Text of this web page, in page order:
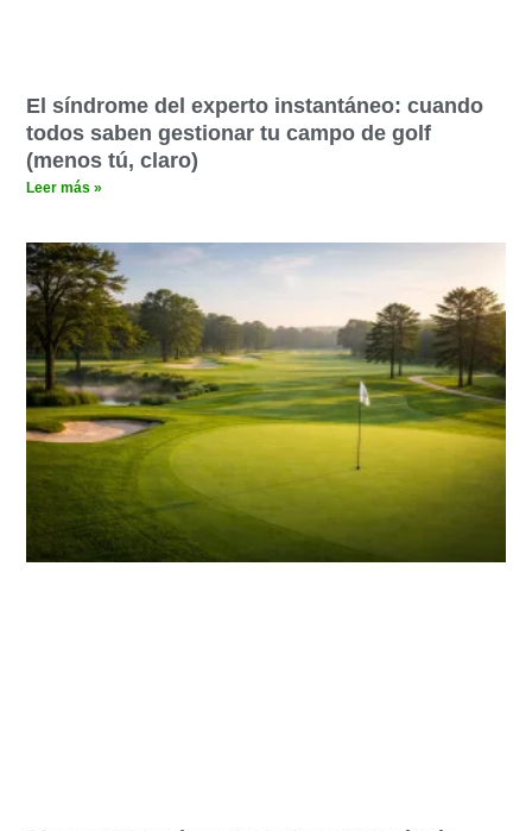
El síndrome del experto instantáneo: cuando
todos saben gestionar tu campo de golf
(menos tú, claro)
Leer más »